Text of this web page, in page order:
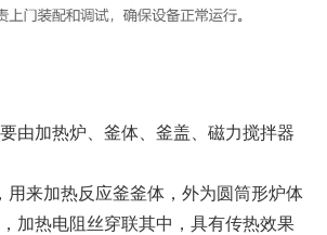
由加热炉、釜体、釜盖、磁力搅拌器
用来加热反应釜釜体，外为圆筒形炉体
加热电阻丝穿联其中，具有传热效果